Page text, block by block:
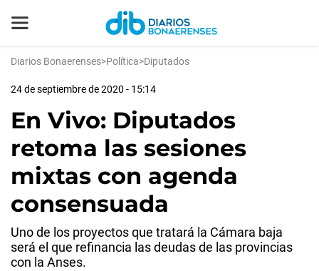
Diarios Bonaerenses>Política>Diputados
24 de septiembre de 2020 - 15:14
En Vivo: Diputados
retoma las sesiones
mixtas con agenda
consensuada
Uno de los proyectos que tratará la Cámara baja
será el que refinancia las deudas de las provincias
con la Anses.